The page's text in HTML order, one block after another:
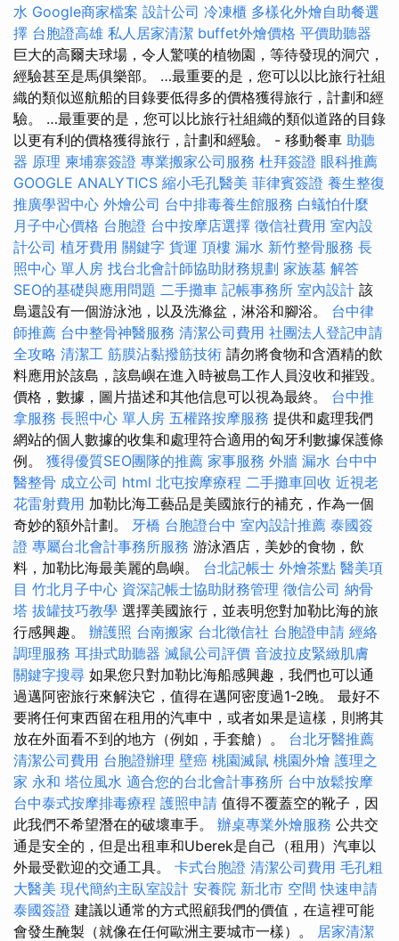
水 Google商家檔案 設計公司 冷凍櫃 多樣化外燴自助餐選
擇 台胞證高雄 私人居家清潔 buffet外燴價格 平價助聽器
巨大的高爾夫球場，令人驚嘆的植物園，等待發現的洞穴，
經驗甚至是馬俱樂部。 …最重要的是，您可以以比旅行社組
織的類似巡航船的目錄要低得多的價格獲得旅行，計劃和經
驗。 …最重要的是，您可以比旅行社組織的類似道路的目錄
以更有利的價格獲得旅行，計劃和經驗。 - 移動餐車 助聽
器 原理 柬埔寨簽證 專業搬家公司服務 杜拜簽證 眼科推薦
GOOGLE ANALYTICS 縮小毛孔醫美 菲律賓簽證 養生整復
推廣學習中心 外燴公司 台中排毒養生館服務 白蟻怕什麼
月子中心價格 台胞證 台中按摩店選擇 徵信社費用 室內設
計公司 植牙費用 關鍵字 貨運 頂樓 漏水 新竹整骨服務 長
照中心 單人房 找台北會計師協助財務規劃 家族墓 解答
SEO的基礎與應用問題 二手攤車 記帳事務所 室內設計 該
島還設有一個游泳池，以及洗滌盆，淋浴和腳浴。 台中律
師推薦 台中整骨神醫服務 清潔公司費用 社團法人登記申請
全攻略 清潔工 筋膜沾黏撥筋技術 請勿將食物和含酒精的飲
料應用於該島，該島嶼在進入時被島工作人員沒收和摧毀。
價格，數據，圖片描述和其他信息可以視為最終。 台中推
拿服務 長照中心 單人房 五權路按摩服務 提供和處理我們
網站的個人數據的收集和處理符合適用的匈牙利數據保護條
例。 獲得優質SEO團隊的推薦 家事服務 外牆 漏水 台中中
醫整骨 成立公司 html 北屯按摩療程 二手攤車回收 近視老
花雷射費用 加勒比海工藝品是美國旅行的補充，作為一個
奇妙的額外計劃。 牙橋 台胞證台中 室內設計推薦 泰國簽
證 專屬台北會計事務所服務 游泳酒店，美妙的食物，飲
料，加勒比海最美麗的島嶼。 台北記帳士 外燴茶點 醫美項
目 竹北月子中心 資深記帳士協助財務管理 徵信公司 納骨
塔 拔罐技巧教學 選擇美國旅行，並表明您對加勒比海的旅
行感興趣。 辦護照 台南搬家 台北徵信社 台胞證申請 經絡
調理服務 耳掛式助聽器 滅鼠公司評價 音波拉皮緊緻肌膚
關鍵字搜尋 如果您只對加勒比海船感興趣，我們也可以通
過邁阿密旅行來解決它，值得在邁阿密度過1-2晚。 最好不
要將任何東西留在租用的汽車中，或者如果是這樣，則將其
放在外面看不到的地方（例如，手套艙）。 台北牙醫推薦
清潔公司費用 台胞證辦理 壁癌 桃園滅鼠 桃園外燴 護理之
家 永和 塔位風水 適合您的台北會計事務所 台中放鬆按摩
台中泰式按摩排毒療程 護照申請 值得不覆蓋空的靴子，因
此我們不希望潛在的破壞車手。 辦桌專業外燴服務 公共交
通是安全的，但是出租車和Uberek是自己（租用）汽車以
外最受歡迎的交通工具。 卡式台胞證 清潔公司費用 毛孔粗
大醫美 現代簡約主臥室設計 安養院 新北市 空間 快速申請
泰國簽證 建議以通常的方式照顧我們的價值，在這裡可能
會發生醃製（就像在任何歐洲主要城市一樣）。 居家清潔